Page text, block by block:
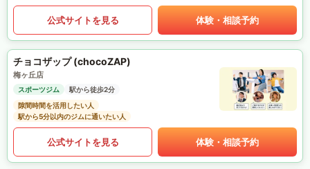
公式サイトを見る 体験・相談予約
チョコザップ (chocoZAP)
梅ヶ丘店
スポーツジム
駅から徒歩2分
隙間時間を活用したい人
駅から5分以内のジムに通いたい人
公式サイトを見る 体験・相談予約